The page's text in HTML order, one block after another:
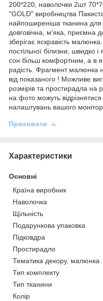
200*220, наволочки 2шт
"GOLD" виробництва
найпоширеніша тканина для
довговічна, м'яка, приємна
зберігає яскравість
постільної білизни, швидко
сон більш комфортним, а в
радість. Фрагмент малюнка
від показаного ! Можливе
розмірів та простирадла на
на фото можуть
налаштувань вашого
Приховати
Характеристики
Основні
Країна виробник
Наволочка
Щільність
Подарункова упаковка
Підковдра
Простирадло
Тематика декору, малюнка
Тип комплекту
Тип тканини
Колір